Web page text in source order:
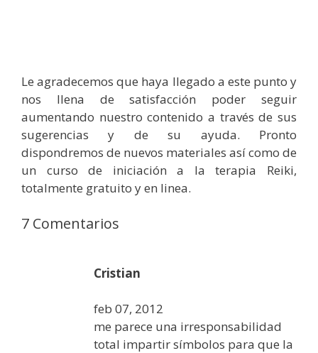
Le agradecemos que haya llegado a este punto y
nos llena de satisfacción poder seguir
aumentando nuestro contenido a través de sus
sugerencias y de su ayuda. Pronto
dispondremos de nuevos materiales así como de
un curso de iniciación a la terapia Reiki,
totalmente gratuito y en linea.
7 Comentarios
Cristian
feb 07, 2012
me parece una irresponsabilidad
total impartir símbolos para que la